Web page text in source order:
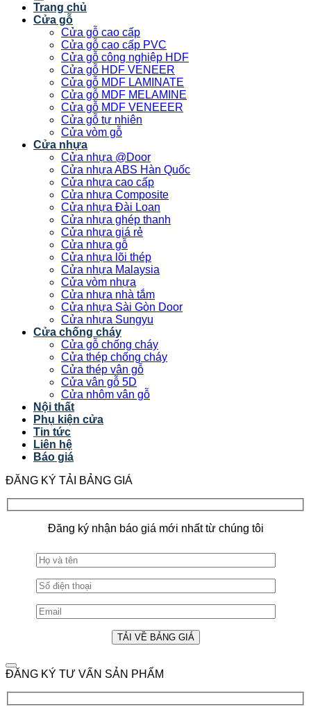
Trang chủ
Cửa gỗ
Cửa gỗ cao cấp
Cửa gỗ cao cấp PVC
Cửa gỗ công nghiệp HDF
Cửa gỗ HDF VENEER
Cửa gỗ MDF LAMINATE
Cửa gỗ MDF MELAMINE
Cửa gỗ MDF VENEEER
Cửa gỗ tự nhiên
Cửa vòm gỗ
Cửa nhựa
Cửa nhựa @Door
Cửa nhựa ABS Hàn Quốc
Cửa nhựa cao cấp
Cửa nhựa Composite
Cửa nhựa Đài Loan
Cửa nhựa ghép thanh
Cửa nhựa giá rẻ
Cửa nhựa gỗ
Cửa nhựa lõi thép
Cửa nhựa Malaysia
Cửa vòm nhựa
Cửa nhựa nhà tắm
Cửa nhựa Sài Gòn Door
Cửa nhựa Sungyu
Cửa chống cháy
Cửa gỗ chống cháy
Cửa thép chống cháy
Cửa thép vân gỗ
Cửa vân gỗ 5D
Cửa nhôm vân gỗ
Nội thất
Phụ kiện cửa
Tin tức
Liên hệ
Báo giá
ĐĂNG KÝ TẢI BẢNG GIÁ
Đăng ký nhận báo giá mới nhất từ chúng tôi
ĐĂNG KÝ TƯ VẤN SẢN PHẨM